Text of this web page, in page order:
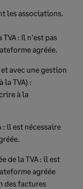
les associations.
: Il n'est pas
agréée.
avec une gestion
la TVA) :
à la
: il est nécessaire
de la TVA : il est
agréée
des factures